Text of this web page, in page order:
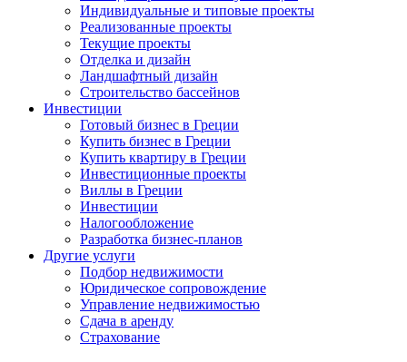
Индивидуальные и типовые проекты
Реализованные проекты
Текущие проекты
Отделка и дизайн
Ландшафтный дизайн
Строительство бассейнов
Инвестиции
Готовый бизнес в Греции
Купить бизнес в Греции
Купить квартиру в Греции
Инвестиционные проекты
Виллы в Греции
Инвестиции
Налогообложение
Разработка бизнес-планов
Другие услуги
Подбор недвижимости
Юридическое сопровождение
Управление недвижимостью
Сдача в аренду
Страхование